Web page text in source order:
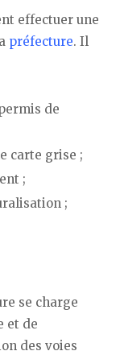
effectuer une
préfecture. Il
de
carte grise ;
;
;
se charge
et de
des voies